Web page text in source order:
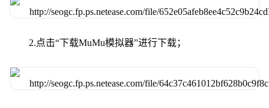
2.点击“下载MuMu模拟器”进行下载；